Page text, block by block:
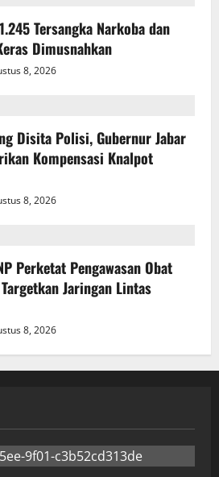
Tersangka Narkoba dan
Dimusnahkan
8, 2026
Disita Polisi, Gubernur Jabar
Kompensasi Knalpot
8, 2026
Perketat Pengawasan Obat
Jaringan Lintas
8, 2026